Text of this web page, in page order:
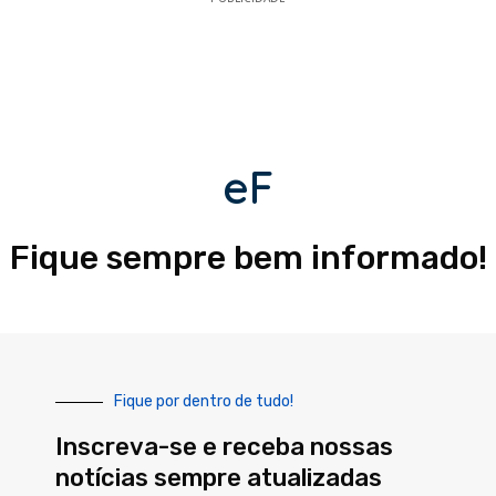
eF
Fique sempre bem informado!
Fique por dentro de tudo!
Inscreva-se e receba nossas
notícias sempre atualizadas